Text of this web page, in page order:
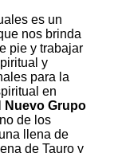
es un
nos brinda
pie y trabajar
y
para la
en
Nuevo Grupo
de los
llena de
de Tauro y